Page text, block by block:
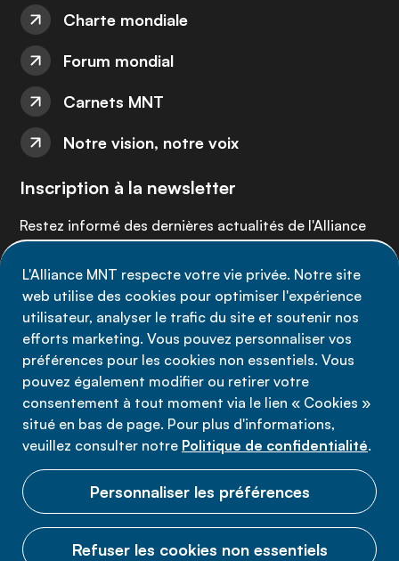
L'Alliance MNT respecte votre vie privée. Notre site
web utilise des cookies pour optimiser l'expérience
utilisateur, analyser le trafic du site et soutenir nos
efforts marketing. Vous pouvez personnaliser vos
préférences pour les cookies non essentiels. Vous
pouvez également modifier ou retirer votre
consentement à tout moment via le lien « Cookies »
situé en bas de page. Pour plus d'informations,
veuillez consulter notre Politique de confidentialité.
Personnaliser les préférences
Refuser les cookies non essentiels
Charte mondiale
Forum mondial
Carnets MNT
Notre vision, notre voix
Inscription à la newsletter
Restez informé des dernières actualités de l'Alliance
Inscrivez-vous maintenant
Politique de confidentialité
Conditions d'utilisation